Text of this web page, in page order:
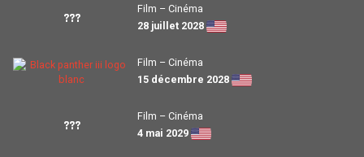
???
Film – Cinéma
28 juillet 2028
Film – Cinéma
15 décembre 2028
???
Film – Cinéma
4 mai 2029